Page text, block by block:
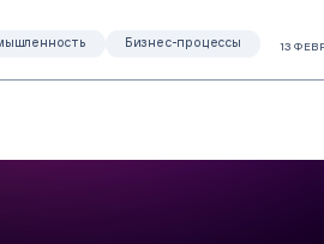
Бизнес-процессы 13